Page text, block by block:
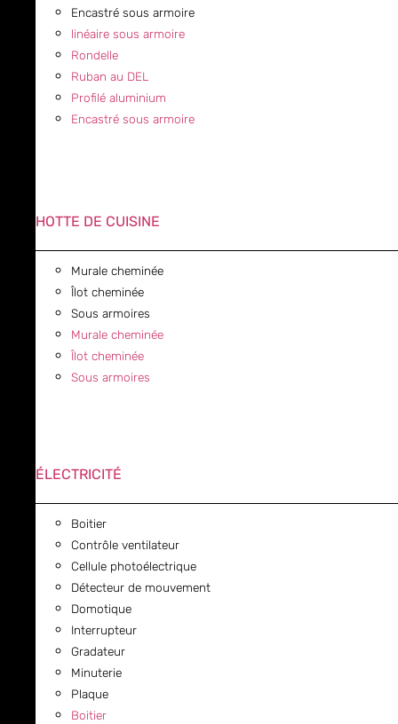
Encastré sous armoire
linéaire sous armoire
Rondelle
Ruban au DEL
Profilé aluminium
Encastré sous armoire
HOTTE DE CUISINE
Murale cheminée
Îlot cheminée
Sous armoires
Murale cheminée
Îlot cheminée
Sous armoires
ÉLECTRICITÉ
Boitier
Contrôle ventilateur
Cellule photoélectrique
Détecteur de mouvement
Domotique
Interrupteur
Gradateur
Minuterie
Plaque
Boitier